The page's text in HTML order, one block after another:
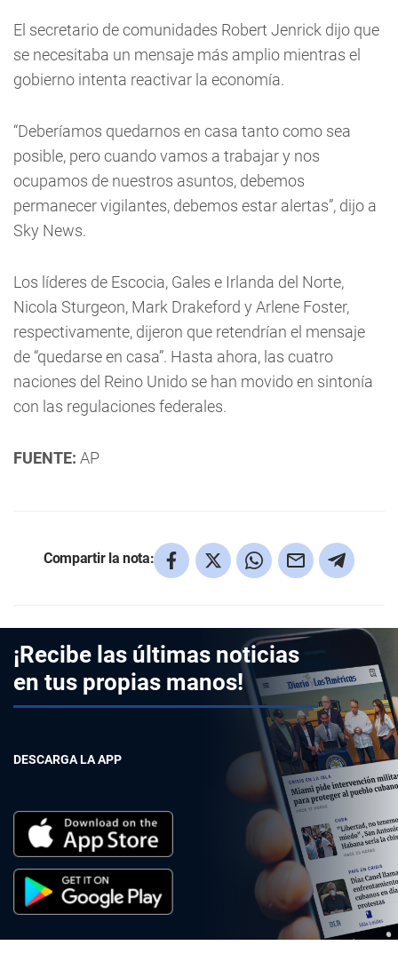
El secretario de comunidades Robert Jenrick dijo que
se necesitaba un mensaje más amplio mientras el
gobierno intenta reactivar la economía.
“Deberíamos quedarnos en casa tanto como sea
posible, pero cuando vamos a trabajar y nos
ocupamos de nuestros asuntos, debemos
permanecer vigilantes, debemos estar alertas”, dijo a
Sky News.
Los líderes de Escocia, Gales e Irlanda del Norte,
Nicola Sturgeon, Mark Drakeford y Arlene Foster,
respectivamente, dijeron que retendrían el mensaje
de “quedarse en casa”. Hasta ahora, las cuatro
naciones del Reino Unido se han movido en sintonía
con las regulaciones federales.
FUENTE: AP
Compartir la nota:
¡Recibe las últimas noticias
en tus propias manos!
DESCARGA LA APP